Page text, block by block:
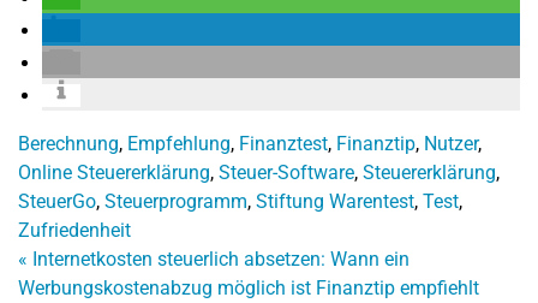
Berechnung, Empfehlung, Finanztest, Finanztip, Nutzer,
Online Steuererklärung, Steuer-Software, Steuererklärung,
SteuerGo, Steuerprogramm, Stiftung Warentest, Test,
Zufriedenheit
« Internetkosten steuerlich absetzen: Wann ein
Werbungskostenabzug möglich ist Finanztip empfiehlt